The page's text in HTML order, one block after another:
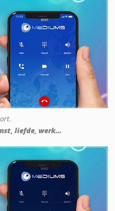
liefde, werk...